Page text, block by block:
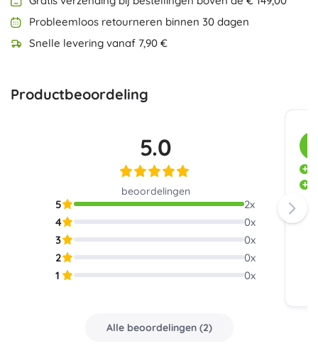
Probleemloos retourneren binnen 30 dagen
Snelle levering vanaf 7,90 €
Productbeoordeling
5.0
beoordelingen
5 2x
4
0x
3
0x
2
0x
1
0x
Alle beoordelingen(2)